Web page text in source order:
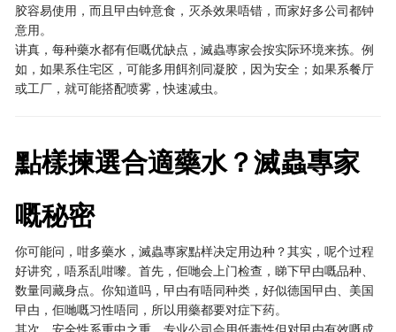
胶容易使用，而且曱甴钟意食，灭杀效果唔错，而家好多公司都钟
意用。
讲真，每种藥水都有佢嘅优缺点，滅蟲專家会按实际环境来拣。例
如，如果系住宅区，可能多用餌剂同凝胶，因为安全；如果系餐厅
或工厂，就可能搭配喷雾，快速减虫。
點樣揀選合適藥水？滅蟲專家
嘅秘密
你可能问，咁多藥水，滅蟲專家點样决定用边种？其实，呢个过程
好讲究，唔系乱咁嚟。首先，佢哋会上门检查，睇下曱甴嘅品种、
数量同藏身点。你知道吗，曱甴有唔同种类，好似德国曱甴、美国
曱甴，佢哋嘅习性唔同，所以用藥都要对症下药。